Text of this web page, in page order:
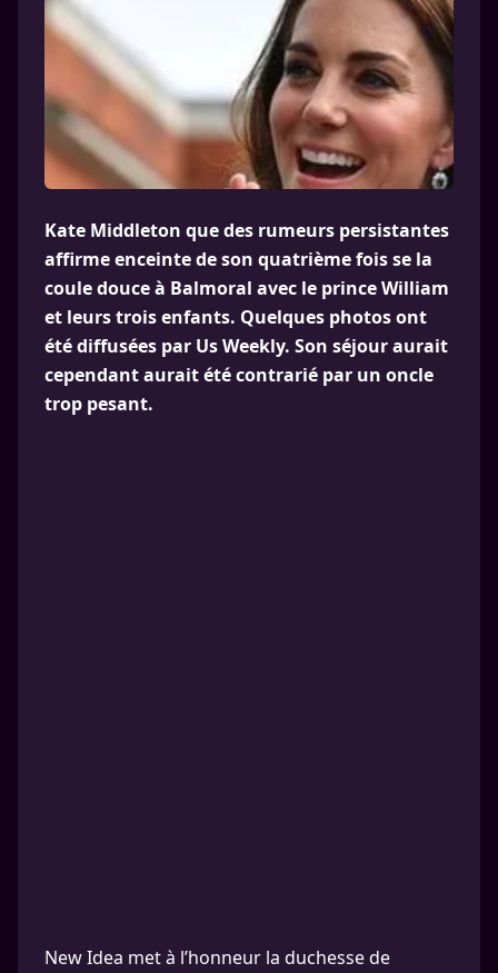
Kate Middleton que des rumeurs persistantes
affirme enceinte de son quatrième fois se la
coule douce à Balmoral avec le prince William
et leurs trois enfants. Quelques photos ont
été diffusées par Us Weekly. Son séjour aurait
cependant aurait été contrarié par un oncle
trop pesant.
New Idea met à l’honneur la duchesse de